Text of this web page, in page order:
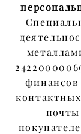
финансов